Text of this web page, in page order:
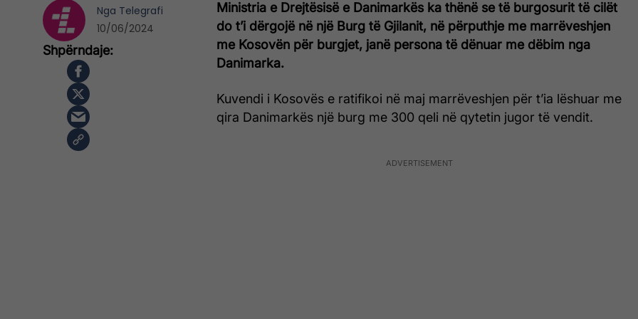
Ministria e Drejtësisë e Danimarkës ka thënë se të burgosurit të cilët
do t’i dërgojë në një Burg të Gjilanit, në përputhje me marrëveshjen
me Kosovën për burgjet, janë persona të dënuar me dëbim nga
Danimarka.
Kuvendi i Kosovës e ratifikoi në maj marrëveshjen për t’ia lëshuar me
qira Danimarkës një burg me 300 qeli në qytetin jugor të vendit.
Nga Telegrafi
10/06/2024